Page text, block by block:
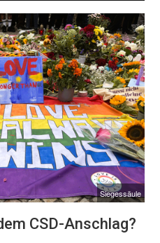
Siegessäule
CSD-Anschlag?